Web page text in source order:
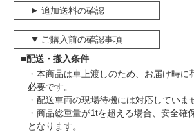
追加送料の確認
ご購入前の確認事項
■配送・搬入条件
本商品は車上渡しのため、お届け時に
必要です。
配送車両の現場待機には対応していま
商品総重量が1tを超える場合、安全確
となります。